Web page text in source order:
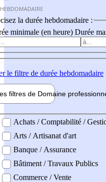
la durée hebdomadaire :
minimale (en heure) Durée
le filtre de durée hebdomadaire
filtres de Domaine pro
professionel
Achats / Comptabilité /
Arts / Artisanat d'art
Banque / Assurance
Bâtiment / Travaux Publics
Commerce / Vente